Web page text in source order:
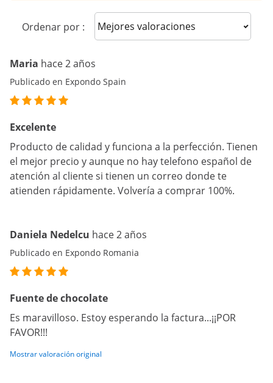
Ordenar por : Sort reviews
Maria hace 2 años
Publicado en Expondo Spain
Excelente
Producto de calidad y funciona a la perfección. Tienen
el mejor precio y aunque no hay telefono español de
atención al cliente si tienen un correo donde te
atienden rápidamente. Volvería a comprar 100%.
Daniela Nedelcu hace 2 años
Publicado en Expondo Romania
Fuente de chocolate
Es maravilloso. Estoy esperando la factura...¡¡POR
FAVOR!!!
Mostrar valoración original